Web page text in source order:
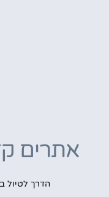
אתרים
הדרך לטיול